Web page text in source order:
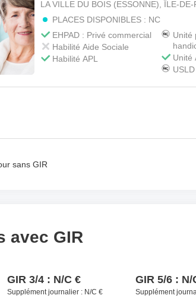
*
à contacter
LA VILLE DU BOIS (ESSONNE), ÎLE-DE-
PLACES DISPONIBLES : NC
EHPAD : Privé commercial
Habilité Aide Sociale
Habilité APL
Unité
Unité
USLD
sans GIR
avec GIR
GIR 3/4 : N/C €
Supplément journalier : N/C €
GIR 5/6 : N/
Supplément